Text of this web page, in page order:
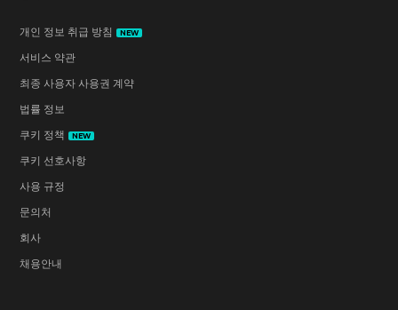
개인 정보 취급 방침 NEW
서비스 약관
최종 사용자 사용권 계약
법률 정보
쿠키 정책
NEW
쿠키 선호사항
사용 규정
문의처
회사
채용안내